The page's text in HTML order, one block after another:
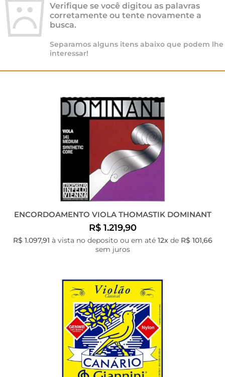
Verifique se você digitou as palavras
corretamente ou tente novamente a
busca.
Separamos alguns itens abaixo que podem lhe
interessar!
ENCORDOAMENTO VIOLA THOMASTIK DOMINANT
R$ 1.219,90
R$ 1.097,91 à vista no deposito ou em até 12xde R$ 101,66
sem juros